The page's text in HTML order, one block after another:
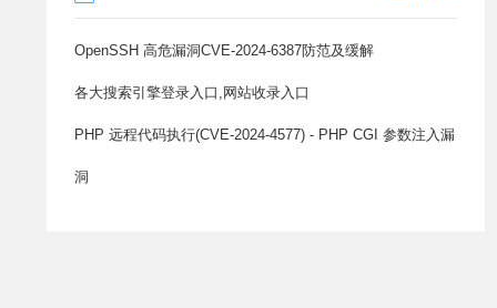
OpenSSH 高危漏洞CVE-2024-6387防范及缓解
各大搜索引擎登录入口,网站收录入口
PHP 远程代码执行(CVE-2024-4577) - PHP CGI 参数注入漏
洞